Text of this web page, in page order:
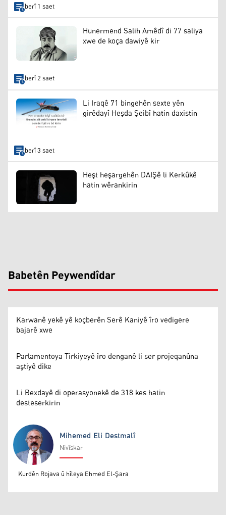
berî 1 saet
Hunermend Salih Amêdî di 77 saliya
xwe de koça dawiyê kir
berî 2 saet
Li Iraqê 71 bingehên sexte yên
girêdayî Heşda Şeibî hatin daxistin
berî 3 saet
Heşt heşargehên DAIŞê li Kerkûkê
hatin wêrankirin
Babetên Peywendîdar
Karwanê yekê yê koçberên Serê Kaniyê îro vedigere
bajarê xwe
Parlamentoya Tirkiyeyê îro denganê li ser projeqanûna
aştiyê dike
Li Bexdayê di operasyonekê de 318 kes hatin
desteserkirin
Mihemed Eli Destmalî
Mihemed Eli Destmalî
Nivîskar
Kurdên Rojava û hîleya Ehmed El-Şara